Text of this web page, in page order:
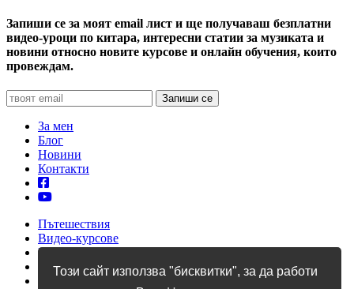
Този сайт използва "бисквитки", за да работи
Запиши се за моят email лист и ще получаваш безплатни
видео-уроци по китара, интересни статии за музиката и
новини относно новите курсове и онлайн обучения, които
провеждам.
За мен
Блог
Новини
Контакти
Пътешествия
Видео-курсове
Уроци по китара
Учебници